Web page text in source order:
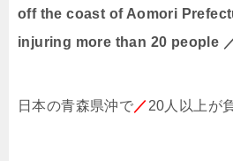
off the coast of Aomori
injuring more than 20 people
日本の青森県沖で／20 人以上が